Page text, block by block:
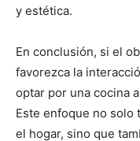
y estética.
En conclusión, si el
favorezca la
optar por una cocina
Este enfoque no solo
el hogar, sino que